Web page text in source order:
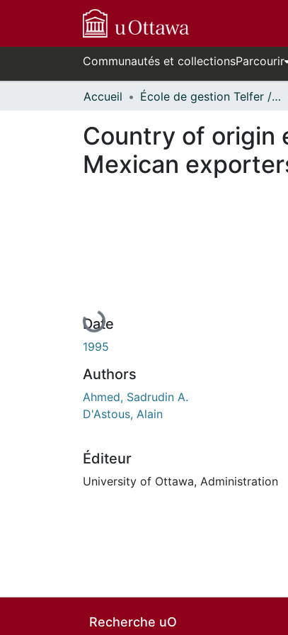
Communautés et collectionsParcourir
Accueil École de gestion Telfer // Telfer School of Management
Country of origin
Mexican
En cours de chargement...
Date
1995
Authors
Ahmed, Sadrudin A.
D'Astous, Alain
Éditeur
University of Ottawa, Administration
Recherche uO